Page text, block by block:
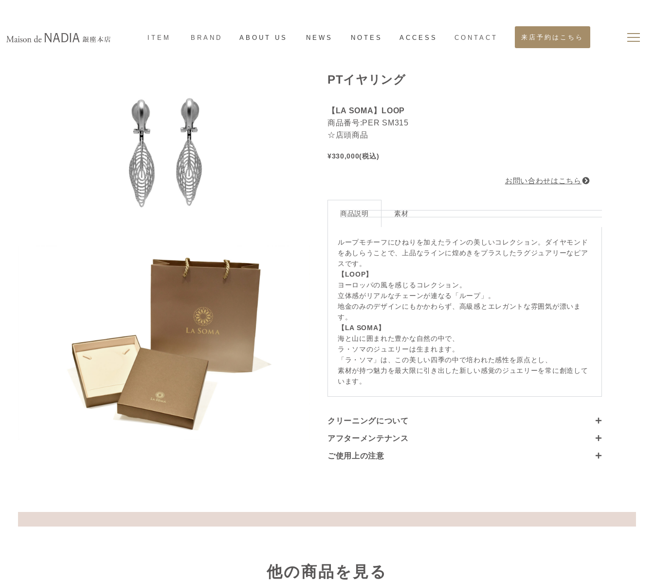
ITEM BRAND ABOUT US NEWS NOTES ACCESS CONTACT 来店予約はこちら
PTイヤリング
【LA SOMA】LOOP
商品番号:PER SM315
☆店頭商品
¥330,000(税込)
お問い合わせはこちら
商品説明 素材
ループモチーフにひねりを加えたラインの美しいコレクション。ダイヤモンド
をあしらうことで、上品なラインに煌めきをプラスしたラグジュアリーなピア
スです。
【LOOP】
ヨーロッパの風を感じるコレクション。
立体感がリアルなチェーンが連なる「ループ」。
地金のみのデザインにもかかわらず、高級感とエレガントな雰囲気が漂いま
す。
【LA SOMA】
海と山に囲まれた豊かな自然の中で、
ラ・ソマのジュエリーは生まれます。
「ラ・ソマ」は、この美しい四季の中で培われた感性を原点とし、
素材が持つ魅力を最大限に引き出した新しい感覚のジュエリーを常に創造して
います。
クリーニングについて
アフターメンテナンス
ご使用上の注意
他の商品を見る